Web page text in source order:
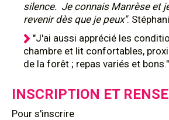
silence. Je connais Manrèse et
revenir dès que je peux".
"J'ai aussi apprécié les
chambre et lit confortables,
de la forêt ; repas variés et
INSCRIPTION ET
Pour s'inscrire